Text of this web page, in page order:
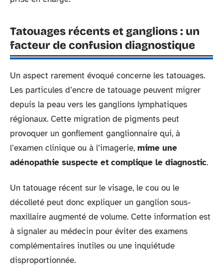
Tatouages récents et ganglions : un
facteur de confusion diagnostique
Un aspect rarement évoqué concerne les tatouages.
Les particules d’encre de tatouage peuvent migrer
depuis la peau vers les ganglions lymphatiques
régionaux. Cette migration de pigments peut
provoquer un gonflement ganglionnaire qui, à
l’examen clinique ou à l’imagerie, mime une
adénopathie suspecte et complique le diagnostic.
Un tatouage récent sur le visage, le cou ou le
décolleté peut donc expliquer un ganglion sous-
maxillaire augmenté de volume. Cette information est
à signaler au médecin pour éviter des examens
complémentaires inutiles ou une inquiétude
disproportionnée.